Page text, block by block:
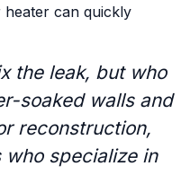
can quickly
the leak, but who
soaked walls and
reconstruction,
specialize in